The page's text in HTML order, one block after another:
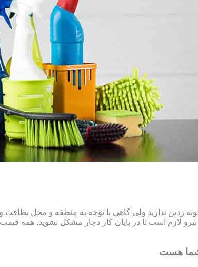
زدین ندارید ولی گاهی با توجه به منطقه و محل
لازم است تا در پایان کار دچار مشکل نشوید. همه
شما هست